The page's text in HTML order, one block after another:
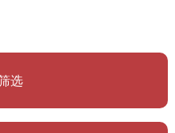
部和开关面本等处实施密
对专业用户的需求。另外，
的油污。